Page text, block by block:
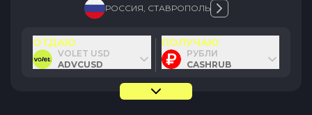
РОССИЯ, СТАВРОПОЛЬ
ОТДАЮ
VOLET USD
ADVCUSD
ПОЛУЧАЮ
РУБЛИ
CASHRUB